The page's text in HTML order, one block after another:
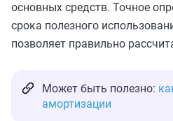
основных средств. Точное
срока полезного
позволяет правильно
Может быть полезно:
амортизации